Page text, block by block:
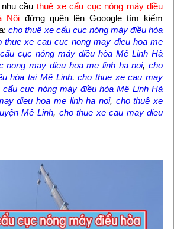
cầu thuê xe cẩu cục nóng máy điều
Nội đừng quên lên Gooogle tìm kiếm
cho thuê xe cẩu cục nóng máy điều hòa
thue xe cau cuc nong may dieu hoa me
cục nóng máy điều hòa Mê Linh Hà
nong may dieu hoa me linh ha noi,cho
hòa tại Mê Linh,cho thue xe cau may
cẩu cục nóng máy điều hòa Mê Linh Hà
dieu hoa me linh ha noi, cho thuê xe
Mê Linh, cho thue xe cau may dieu